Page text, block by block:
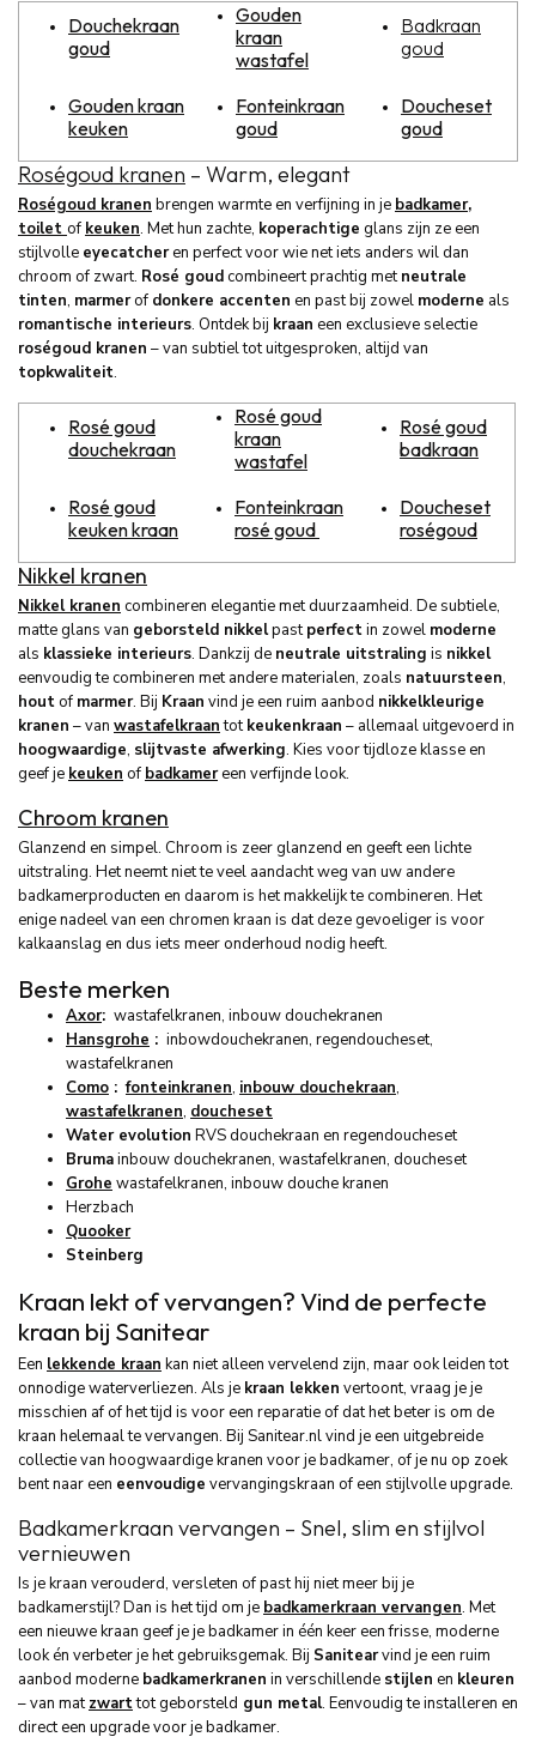
Douchekraan
goud
Gouden
kraan
wastafel
Badkraan
goud
Gouden kraan
keuken
Fonteinkraan
goud
Doucheset
goud
Roségoud kranen – Warm, elegant
Roségoud kranen brengen warmte en verfijning in je badkamer,
toilet of keuken. Met hun zachte, koperachtige glans zijn ze een
stijlvolle eyecatcheren perfect voor wie net iets anders wil dan
chroom of zwart. Rosé goudcombineert prachtig metneutrale
tinten, marmerof donkere accenten en past bij zowel moderne als
romantische interieurs. Ontdek bij kraan een exclusieve selectie
roségoud kranen – van subtiel tot uitgesproken, altijd van
topkwaliteit.
Rosé goud
douchekraan
Rosé goud
kraan
wastafel
Rosé goud
badkraan
Rosé goud
keuken kraan
Fonteinkraan
rosé goud
Doucheset
roségoud
Nikkel kranen
Nikkel kranen combineren elegantie met duurzaamheid. De subtiele,
matte glans van geborsteld nikkelpastperfectin zowel moderne
als klassieke interieurs. Dankzij de neutrale uitstraling is nikkel
eenvoudig te combineren met andere materialen, zoals natuursteen,
houtof marmer. Bij Kraan vind je een ruim aanbod nikkelkleurige
kranen – van wastafelkraantotkeukenkraan – allemaal uitgevoerd in
hoogwaardige, slijtvaste afwerking. Kies voor tijdloze klasse en
geef je keuken of badkamereen verfijnde look.
Chroom kranen
Glanzend en simpel. Chroom is zeer glanzend en geeft een lichte
uitstraling. Het neemt niet te veel aandacht weg van uw andere
badkamerproducten en daarom is het makkelijk te combineren. Het
enige nadeel van een chromen kraan is dat deze gevoeliger is voor
kalkaanslag en dus iets meer onderhoud nodig heeft.
Beste merken
Axor: wastafelkranen, inbouw douchekranen
Hansgrohe : inbowdouchekranen, regendoucheset,
wastafelkranen
Como : fonteinkranen, inbouw douchekraan,
wastafelkranen, doucheset
Water evolution RVS douchekraan en regendoucheset
Brumainbouw douchekranen, wastafelkranen, doucheset
Grohe wastafelkranen, inbouw douche kranen
Herzbach
Quooker
Steinberg
Kraan lekt of vervangen? Vind de perfecte
kraan bij Sanitear
Een lekkende kraan kan niet alleen vervelend zijn, maar ook leiden tot
onnodige waterverliezen. Als je kraan lekken vertoont, vraag je je
misschien af of het tijd is voor een reparatie of dat het beter is om de
kraan helemaal te vervangen. Bij Sanitear.nl vind je een uitgebreide
collectie van hoogwaardige kranen voor je badkamer, of je nu op zoek
bent naar een eenvoudige vervangingskraan of een stijlvolle upgrade.
Badkamerkraan vervangen – Snel, slim en stijlvol
vernieuwen
Is je kraan verouderd, versleten of past hij niet meer bij je
badkamerstijl? Dan is het tijd om je badkamerkraan vervangen. Met
een nieuwe kraan geef je je badkamer in één keer een frisse, moderne
look én verbeter je het gebruiksgemak. Bij Sanitearvind je een ruim
aanbod moderne badkamerkranen in verschillende stijlen en kleuren
– van matzwarttot geborsteld gun metal. Eenvoudig te installeren en
direct een upgrade voor je badkamer.